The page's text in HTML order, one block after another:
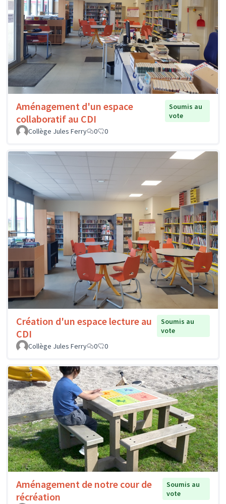
Aménagement d'un espace
collaboratif au CDI
Soumis au
vote
Collège Jules Ferry
0 0
Création d'un espace lecture au
CDI
Soumis au
vote
Collège Jules Ferry
0 0
Aménagement de notre cour de
récréation
Soumis au
vote